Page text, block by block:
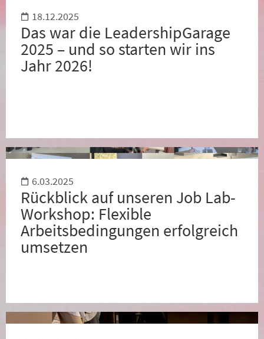
18.12.2025
Das war die LeadershipGarage
2025 – und so starten wir ins
Jahr 2026!
6.03.2025
Rückblick auf unseren Job Lab-
Workshop: Flexible
Arbeitsbedingungen erfolgreich
umsetzen